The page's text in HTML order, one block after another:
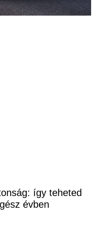
így teheted
évben